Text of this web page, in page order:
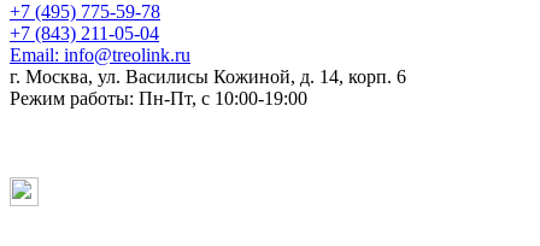
+7 (495) 775-59-78
+7 (843) 211-05-04
Email: info@treolink.ru
г. Москва, ул. Василисы Кожиной, д. 14, корп. 6
Режим работы: Пн-Пт, с 10:00-19:00